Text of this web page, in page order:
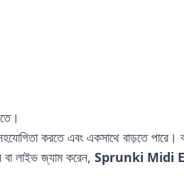
করতে এবং একসাথে বাড়তে পারে।
বা লাইভ জ্যাম করেন, Sprunki Midi